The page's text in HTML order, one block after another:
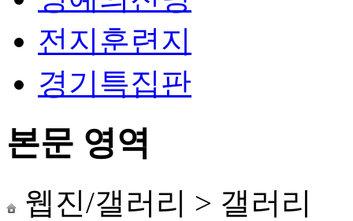
전지훈련지
경기특집판
본문 영역
웹진/갤러리 > 갤러리